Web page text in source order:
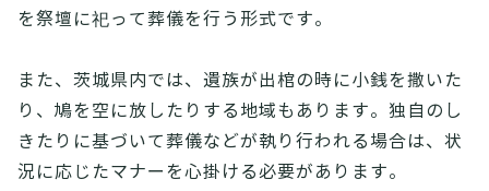
を祭壇に祀って葬儀を行う形式です。
また、茨城県内では、遺族が出棺の時に小銭を撒いた
り、鳩を空に放したりする地域もあります。独自のし
きたりに基づいて葬儀などが執り行われる場合は、状
況に応じたマナーを心掛ける必要があります。